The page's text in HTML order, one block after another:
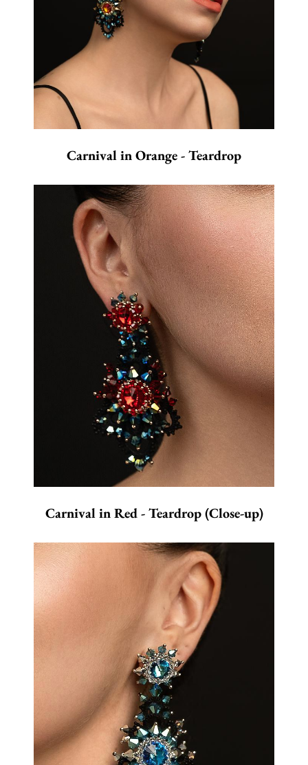
Carnival in Orange - Teardrop
Carnival in Red - Teardrop (Close-up)